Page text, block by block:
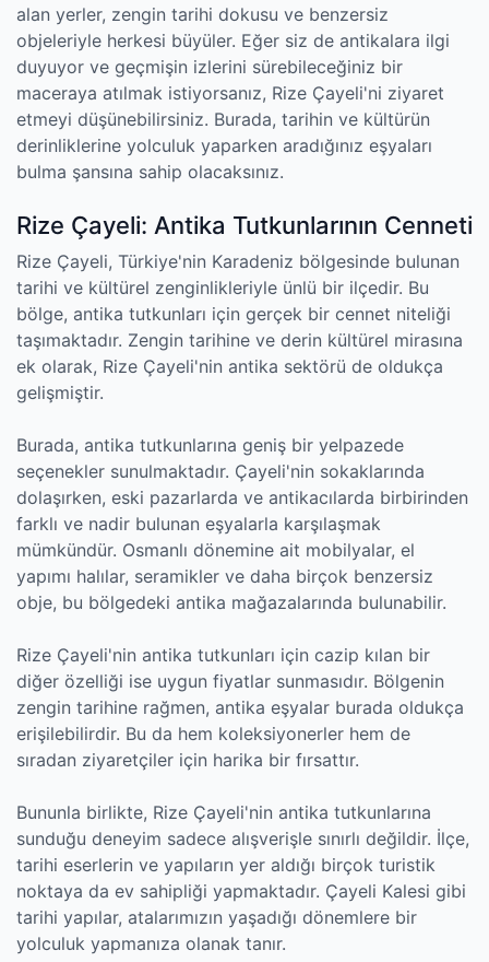
alan yerler, zengin tarihi dokusu ve benzersiz
objeleriyle herkesi büyüler. Eğer siz de antikalara ilgi
duyuyor ve geçmişin izlerini sürebileceğiniz bir
maceraya atılmak istiyorsanız, Rize Çayeli'ni ziyaret
etmeyi düşünebilirsiniz. Burada, tarihin ve kültürün
derinliklerine yolculuk yaparken aradığınız eşyaları
bulma şansına sahip olacaksınız.
Rize Çayeli: Antika Tutkunlarının Cenneti
Rize Çayeli, Türkiye'nin Karadeniz bölgesinde bulunan
tarihi ve kültürel zenginlikleriyle ünlü bir ilçedir. Bu
bölge, antika tutkunları için gerçek bir cennet niteliği
taşımaktadır. Zengin tarihine ve derin kültürel mirasına
ek olarak, Rize Çayeli'nin antika sektörü de oldukça
gelişmiştir.
Burada, antika tutkunlarına geniş bir yelpazede
seçenekler sunulmaktadır. Çayeli'nin sokaklarında
dolaşırken, eski pazarlarda ve antikacılarda birbirinden
farklı ve nadir bulunan eşyalarla karşılaşmak
mümkündür. Osmanlı dönemine ait mobilyalar, el
yapımı halılar, seramikler ve daha birçok benzersiz
obje, bu bölgedeki antika mağazalarında bulunabilir.
Rize Çayeli'nin antika tutkunları için cazip kılan bir
diğer özelliği ise uygun fiyatlar sunmasıdır. Bölgenin
zengin tarihine rağmen, antika eşyalar burada oldukça
erişilebilirdir. Bu da hem koleksiyonerler hem de
sıradan ziyaretçiler için harika bir fırsattır.
Bununla birlikte, Rize Çayeli'nin antika tutkunlarına
sunduğu deneyim sadece alışverişle sınırlı değildir. İlçe,
tarihi eserlerin ve yapıların yer aldığı birçok turistik
noktaya da ev sahipliği yapmaktadır. Çayeli Kalesi gibi
tarihi yapılar, atalarımızın yaşadığı dönemlere bir
yolculuk yapmanıza olanak tanır.